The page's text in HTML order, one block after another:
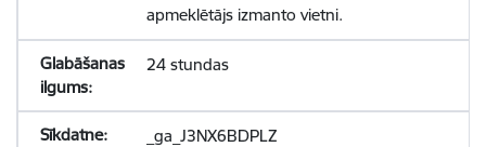
apmeklētājs izmanto vietni.
24 stundas
_ga_J3NX6BDPLZ